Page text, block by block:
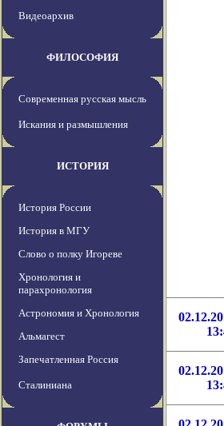
Видеоархив
ФИЛОСОФИЯ
Современная русская мысль
Искания и размышления
ИСТОРИЯ
История России
История в МГУ
Слово о полку Игореве
Хронология и
парахронология
Астрономия и Хронология
Альмагест
Запечатленная Россия
Сталиниана